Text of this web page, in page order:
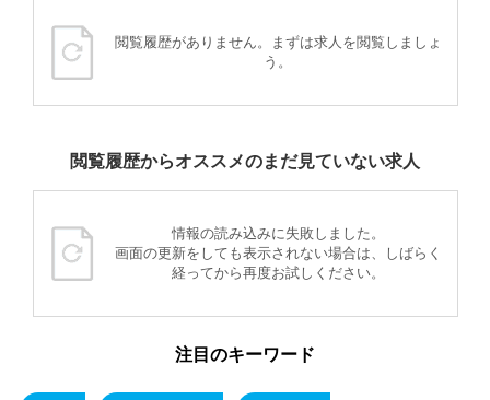
閲覧履歴がありません。まずは求人を閲覧しましょ
う。
閲覧履歴からオススメのまだ見ていない求人
情報の読み込みに失敗しました。
画面の更新をしても表示されない場合は、しばらく
経ってから再度お試しください。
注目のキーワード